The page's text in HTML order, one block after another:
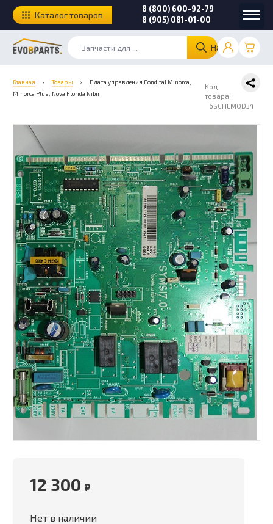
Найти
8 (800) 600-92-79
8 (905) 081-01-00
Каталог товаров
Главная › Товары ›
Плата управления Fondital Minorca,
Minorca Plus, Nova Florida Nibir
Код
товара:
6SCHEMOD34
12 300 ₽
Нет в наличии